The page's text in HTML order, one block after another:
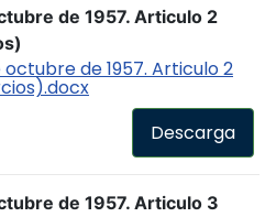
de 1957. Articulo 2
octubre de 1957. Articulo 2
Descarga
de 1957. Articulo 3